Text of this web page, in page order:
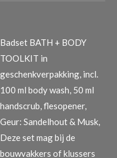
Badset BATH + BODY
TOOLKIT in
geschenkverpakking, incl.
100 ml body wash, 50 ml
handscrub, flesopener,
Geur: Sandelhout & Musk,
Deze set mag bij de
bouwvakkers of klussers